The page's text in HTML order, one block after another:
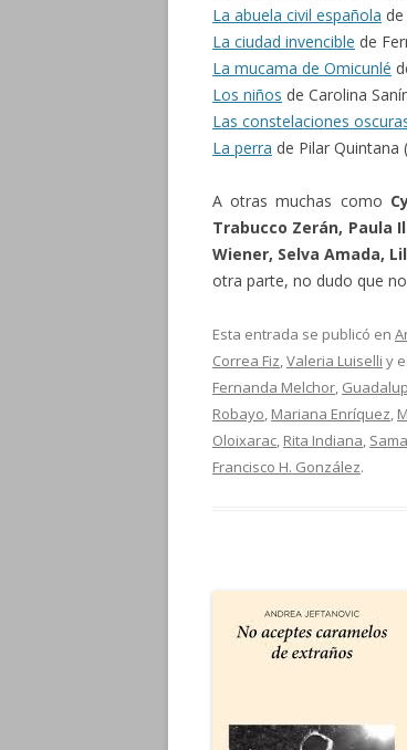
La abuela civil española
La ciudad invencible de
La mucama de Omicunlé
Los niños de Carolina
Las constelaciones
La perra de Pilar Quintana
A otras muchas como
Trabucco Zerán, Paula
Wiener, Selva Amada,
otra parte, no dudo que
Esta entrada se publicó en
Correa Fiz,Valeria Luiselli y
Fernanda Melchor,
Robayo, Mariana Enríquez,
Oloixarac, Rita Indiana,
Francisco H. González.